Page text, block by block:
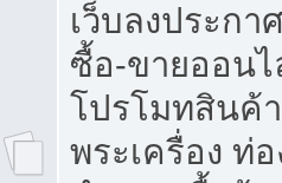
เว็บลงประก
ซื้อ-ขายออน
โปรโมทสินค้
พระเครื่อง ท่อ